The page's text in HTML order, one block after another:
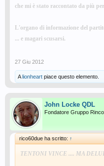
che mi è stato raccontato da più
L'organo di informazione del
... e magari scusarsi.
27 Giu 2012
Alionheart piace questo elemento.
John Locke QDL
Fondatore Gruppo Rinco
rico60due ha scritto: ↑
TENTONI VINCE .... MA